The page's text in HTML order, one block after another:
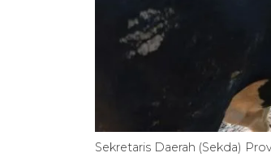
Sekretaris Daerah (Sekda)